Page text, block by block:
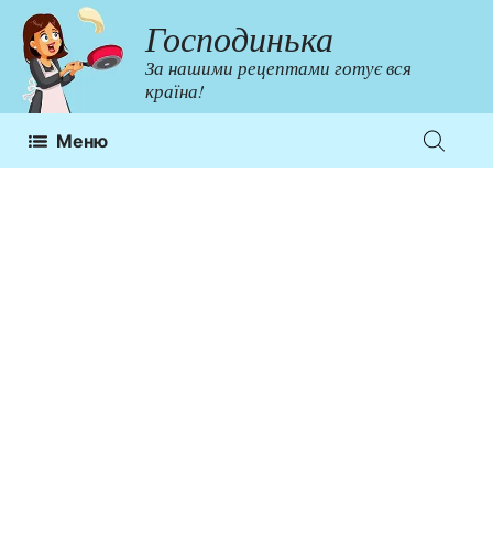
Перейти
до
контенту
Господинька
За нашими рецептами готує вся
країна!
Меню